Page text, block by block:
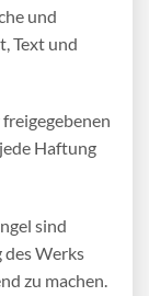
und
Text und
Haftung
sind
des Werks
zu machen.